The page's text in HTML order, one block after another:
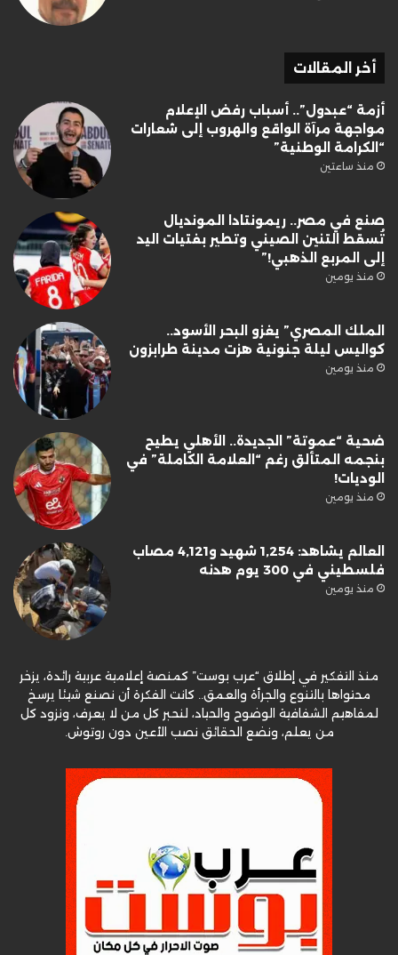
أخر المقالات
أزمة “عبدول”.. أسباب رفض الإعلام
مواجهة مرآة الواقع والهروب إلى شعارات
“الكرامة الوطنية”
منذ ساعتين
صنع في مصر.. ريمونتادا المونديال
تُسقط التنين الصيني وتطير بفتيات اليد
إلى المربع الذهبي!”
منذ يومين
الملك المصري” يغزو البحر الأسود..
كواليس ليلة جنونية هزت مدينة طرابزون
منذ يومين
ضحية “عموتة” الجديدة.. الأهلي يطيح
بنجمه المتألق رغم “العلامة الكاملة” في
الوديات!
منذ يومين
العالم يشاهد: 1,254 شهيد و4,121 مصاب
فلسطيني في 300 يوم هدنه
منذ يومين
منذ التفكير في إطلاق “عرب بوست” كمنصة إعلامية عربية رائدة، يزخر
محتواها بالتنوع والجرأة والعمق.. كانت الفكرة أن نصنع شيئا يرسخ
لمفاهيم الشفافية الوضوح والحياد، لنحبر كل من لا يعرف، ونزود كل
من يعلم، ونضع الحقائق نصب الأعين دون روتوش.